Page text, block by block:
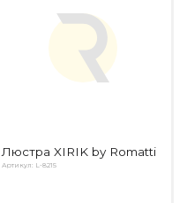
Люстра XIRIK by Romatti
Артикул: L-8215